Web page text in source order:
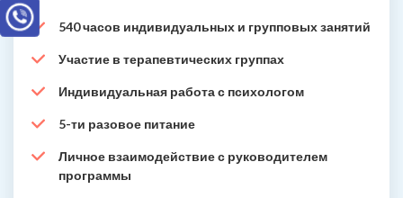
540 часов индивидуальных и групповых занятий
Участие в терапевтических группах
Индивидуальная работа с психологом
5-ти разовое питание
Личное взаимодействие с руководителем
программы